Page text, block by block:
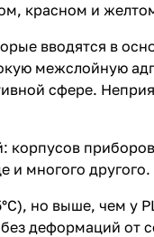
красном и
вводятся в
межслойную
сфере.
и многого другого.
но выше, чем у
деформаций от